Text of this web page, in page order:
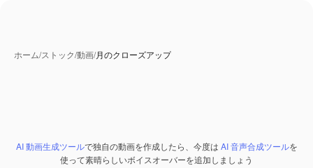
ホーム/ストック/動画/月のクローズアップ
Premium
AI 動画生成ツールで独自の動画を作成したら、今度は AI 音声合成ツールを
使って素晴らしいボイスオーバーを追加しましょう